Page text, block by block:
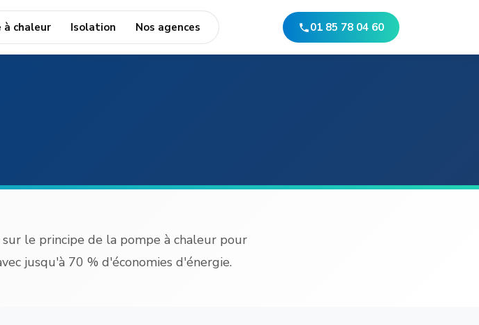
à chaleur Isolation Nos agences 01 85 78 04 60
le principe de la pompe à chaleur pour
jusqu'à 70 % d'économies d'énergie.